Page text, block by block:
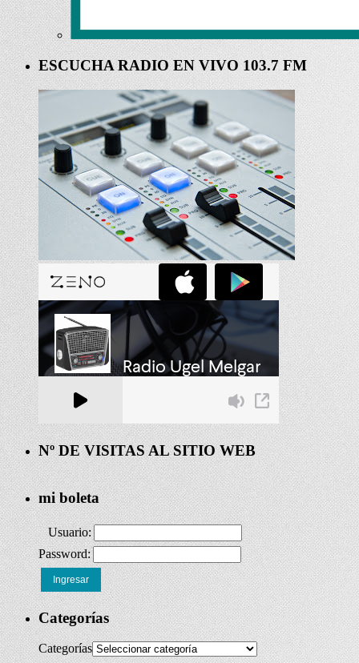
ESCUCHA RADIO EN VIVO 103.7 FM
Nº DE VISITAS AL SITIO WEB
mi boleta
Usuario:
Password:
Ingresar
Categorías
Categorías